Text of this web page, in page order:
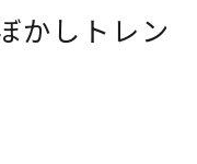
かしトレン